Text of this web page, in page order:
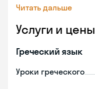
Читать дальше
Услуги и цены
Греческий язык
Уроки греческого